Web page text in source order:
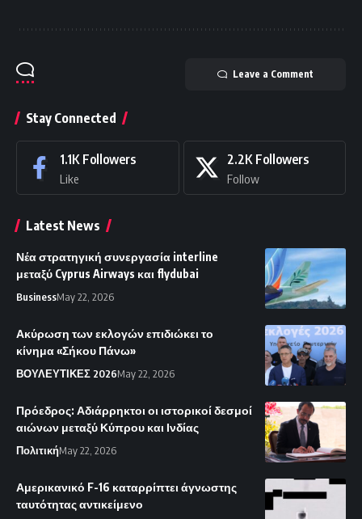
Leave a Comment
Stay Connected
1.1K Followers
Like
2.2K Followers
Follow
Latest News
Νέα στρατηγική συνεργασία interline
μεταξύ Cyprus Airways και flydubai
BusinessMay 22, 2026
Ακύρωση των εκλογών επιδιώκει το
κίνημα «Σήκου Πάνω»
ΒΟΥΛΕΥΤΙΚΕΣ 2026May 22, 2026
Πρόεδρος: Αδιάρρηκτοι οι ιστορικοί δεσμοί
αιώνων μεταξύ Κύπρου και Ινδίας
ΠολιτικήMay 22, 2026
Αμερικανικό F-16 καταρρίπτει άγνωστης
ταυτότητας αντικείμενο